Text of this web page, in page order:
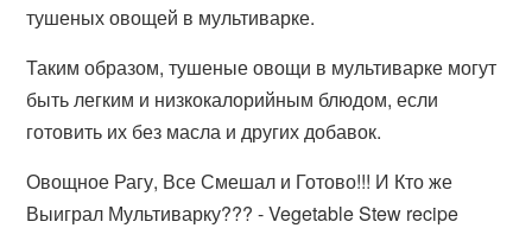
тушеных овощей в мультиварке.
Таким образом, тушеные овощи в мультиварке могут
быть легким и низкокалорийным блюдом, если
готовить их без масла и других добавок.
Овощное Рагу, Все Смешал и Готово!!! И Кто же
Выиграл Мультиварку??? - Vegetable Stew recipe